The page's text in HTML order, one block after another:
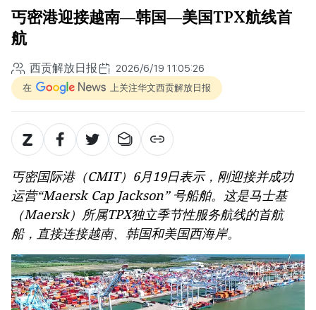
丐密港迎接越南—韩国—美国TPX航线首
航
西贡解放日报 2026/6/19 11:05:26
在 上关注华文西贡解放日报
丐密国际港（CMIT）6月19日表示，刚迎接并成功
运营“Maersk Cap Jackson” 号船舶。这是马士基
（Maersk）所属TPX独立季节性服务航线的首航
船，直接连接越南、韩国和美国西海岸。